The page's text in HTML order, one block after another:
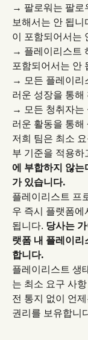
→ 팔로워는 팔
보해서는 안 됩니
이 포함되어서는
→ 플레이리스트
포함되어서는 안
→ 모든 플레이
러운 성장을 통
→ 모든 청취자는
러운 활동을 통
저희 팀은 최소
부 기준을 적용
에 부합하지 않
가 있습니다.
플레이리스트 프
우 즉시 플랫폼
됩니다. 당사는
랫폼 내 플레이
합니다.
플레이리스트 생
는 최소 요구 사
전 통지 없이 언
권리를 보유합니